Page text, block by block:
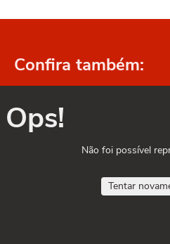
Confira também:
Ops!
Não foi possível
Tentar